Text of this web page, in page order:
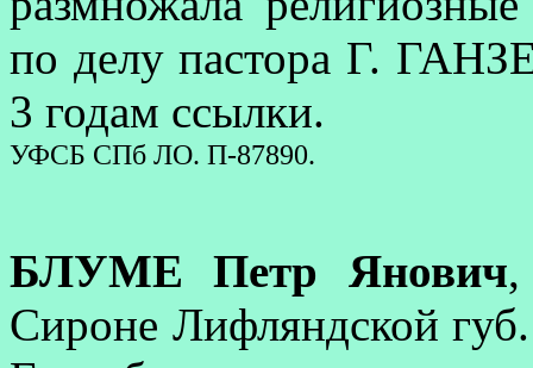
по делу пастора Г.
3 годам ссылки.
УФСБ СПб ЛО. П-87890.
БЛУМЕ Петр Янович,
Сироне Лифляндской